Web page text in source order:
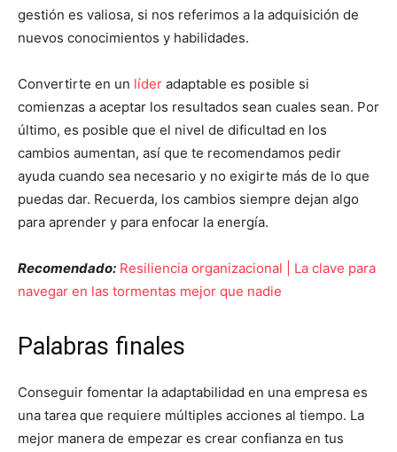
gestión es valiosa, si nos referimos a la adquisición de
nuevos conocimientos y habilidades.
Convertirte en un líder adaptable es posible si
comienzas a aceptar los resultados sean cuales sean. Por
último, es posible que el nivel de dificultad en los
cambios aumentan, así que te recomendamos pedir
ayuda cuando sea necesario y no exigirte más de lo que
puedas dar. Recuerda, los cambios siempre dejan algo
para aprender y para enfocar la energía.
Recomendado: Resiliencia organizacional | La clave para
navegar en las tormentas mejor que nadie
Palabras finales
Conseguir fomentar la adaptabilidad en una empresa es
una tarea que requiere múltiples acciones al tiempo. La
mejor manera de empezar es crear confianza en tus